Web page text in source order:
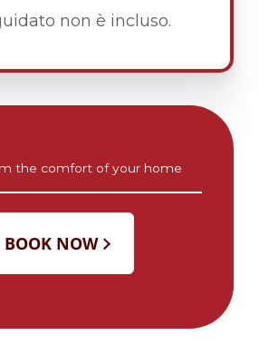
non è incluso.
the comfort of your home